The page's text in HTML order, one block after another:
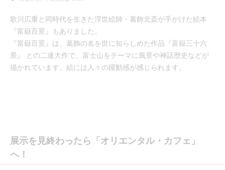
歌川広重と同時代を生きた浮世絵師・葛飾北斎が手がけた絵本
『富嶽百景』もありました。
『富嶽百景』は、葛飾の名を世に知らしめた作品『富嶽三十六
景』 との二連大作で、富士山をテーマに風景や神話歴史などが
描かれています。絵には人々の躍動感が感じられます。
展示を見終わったら「オリエンタル・カフェ」
へ！